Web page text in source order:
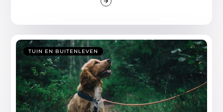
TUIN EN BUITENLEVEN